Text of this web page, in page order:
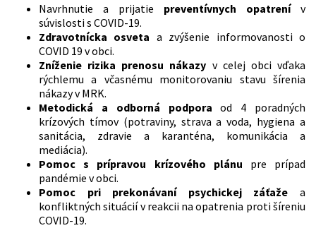
Navrhnutie a prijatie preventívnych opatrení v
súvislosti s COVID-19.
Zdravotnícka osveta a zvýšenie informovanosti o
COVID 19 v obci.
Zníženie rizika prenosu nákazy v celej obci vďaka
rýchlemu a včasnému monitorovaniu stavu šírenia
nákazy v MRK.
Metodická a odborná podporaod 4 poradných
krízových tímov (potraviny, strava a voda, hygiena a
sanitácia, zdravie a karanténa, komunikácia a
mediácia).
Pomoc s prípravou krízového plánu pre prípad
pandémie v obci.
Pomoc pri prekonávaní psychickej záťaže a
konfliktných situácií v reakcii na opatrenia proti šíreniu
COVID-19.